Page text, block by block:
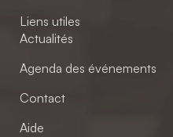
Liens utiles
Actualités
Agenda des événements
Contact
Aide